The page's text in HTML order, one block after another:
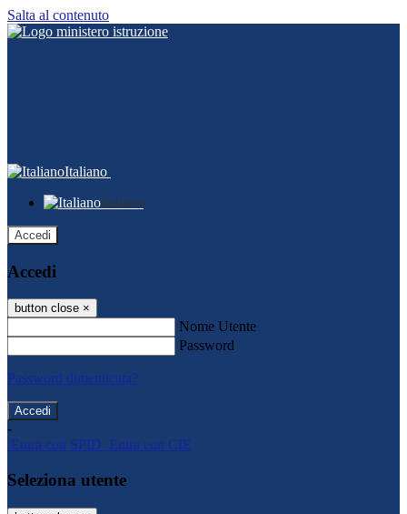
Salta al contenuto
Italiano
Italiano
Accedi
Accedi
button close ×
Nome Utente
Password
Password dimenticata?
-
Entra con SPID Entra con CIE
Seleziona utente